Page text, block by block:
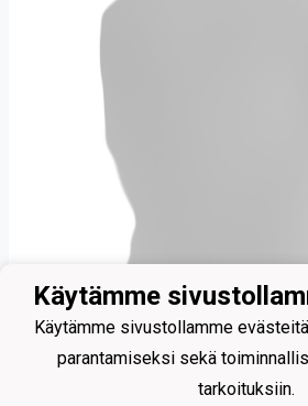
Käytämme
Käytämme sivustollamme
parantamiseksi sekä
tarkoituksiin.